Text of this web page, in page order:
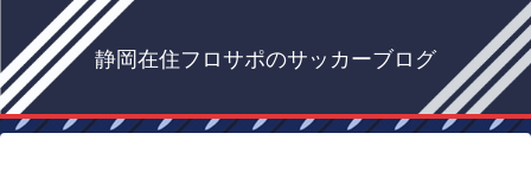
静岡在住フロサポのサッカーブログ